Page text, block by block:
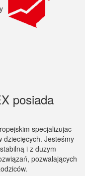
posiada
specjalizujac
dziecięcych. Jesteśmy
i z duzym
pozwalających